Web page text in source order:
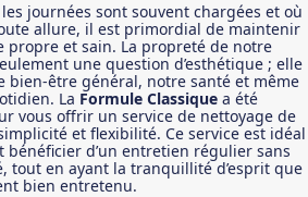
journées sont souvent chargées et où
allure, il est primordial de maintenir
propre et sain. La propreté de notre
une question d’esthétique ; elle
bien-être général, notre santé et même
La Formule Classique a été
vous offrir un service de nettoyage de
et flexibilité. Ce service est idéal
d’un entretien régulier sans
tout en ayant la tranquillité d’esprit que
bien entretenu.